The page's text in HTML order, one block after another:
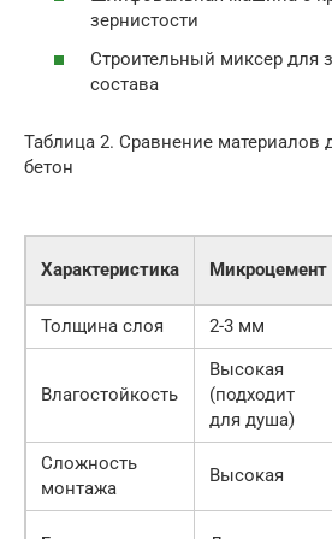
зернистости
Строительный миксер для
состава
Таблица 2. Сравнение материалов
бетон
Характеристика Микроцемент
Толщина слоя
2-3 мм
Влагостойкость
Высокая
(подходит
для душа)
Сложность
монтажа
Высокая